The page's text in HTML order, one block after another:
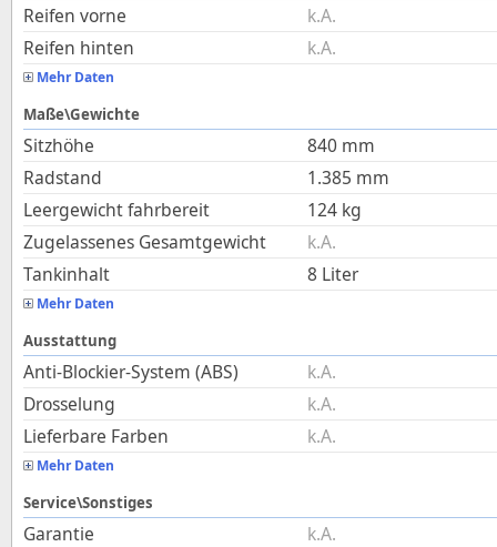
Reifen vorne
k.A.
Reifen hinten
k.A.
Mehr Daten
Maße\Gewichte
Sitzhöhe 840 mm
Radstand
1.385 mm
Leergewicht fahrbereit
124 kg
Zugelassenes Gesamtgewicht
k.A.
Tankinhalt
8 Liter
Mehr Daten
Ausstattung
Anti-Blockier-System (ABS)
k.A.
Drosselung
k.A.
Lieferbare Farben
k.A.
Mehr Daten
Service\Sonstiges
Garantie
k.A.